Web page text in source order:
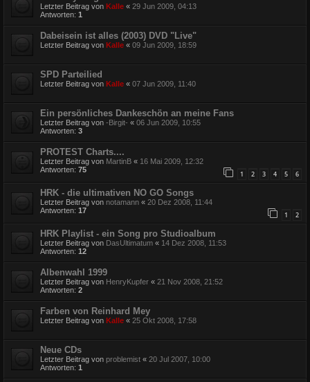
Letzter Beitrag von Kalle « 29 Jun 2009, 04:13
Antworten: 1
Dabeisein ist alles (2003) DVD "Live"
Letzter Beitrag von Kalle « 09 Jun 2009, 18:59
SPD Parteilied
Letzter Beitrag von Kalle « 07 Jun 2009, 11:40
Ein persönliches Dankeschön an meine Fans
Letzter Beitrag von -Birgit- « 06 Jun 2009, 10:55
Antworten: 3
PROTEST Charts....
Letzter Beitrag von MartinB « 16 Mai 2009, 12:32
Antworten: 75 1 2 3 4 5 6
HRK - die ultimativen NO GO Songs
Letzter Beitrag von notamann « 20 Dez 2008, 11:44
Antworten: 17 1 2
HRK Playlist - ein Song pro Studioalbum
Letzter Beitrag von DasUltimatum « 14 Dez 2008, 11:53
Antworten: 12
Albenwahl 1999
Letzter Beitrag von HenryKupfer « 21 Nov 2008, 21:52
Antworten: 2
Farben von Reinhard Mey
Letzter Beitrag von Kalle « 25 Okt 2008, 17:58
Neue CDs
Letzter Beitrag von problemist « 20 Jul 2007, 10:00
Antworten: 1